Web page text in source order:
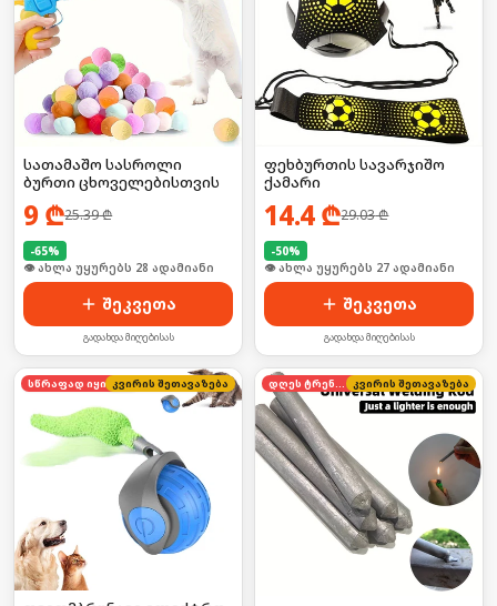
სათამაშო სასროლი
ბურთი ცხოველებისთვის
9 ₾25.39₾
-65%
🛒 ბოლო 24სთ-ში იყიდა 43-მა
შეკვეთა
გადახდა მიღებისას
ფეხბურთის სავარჯიშო
ქამარი
14.4₾29.03₾
-50%
🛒 ბოლო 24სთ-ში იყიდა 42-მა
შეკვეთა
გადახდა მიღებისას
სწრაფად იყიდება
კვირის შეთავაზება დღეს ტრენდში კვირის შეთავაზება